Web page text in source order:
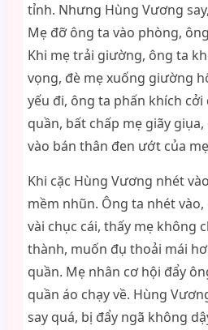
tỉnh. Nhưng Hùng Vương
Mẹ đỡ ông ta vào phòng,
Khi mẹ trải giường, ông ta
vọng, đè mẹ xuống giường
yếu đi, ông ta phấn khích cởi
quần, bất chấp mẹ giãy
vào bán thân đen ướt của
Khi cặc Hùng Vương nhét
mềm nhũn. Ông ta nhét
vài chục cái, thấy mẹ không
thành, muốn đụ thoải mái
quần. Mẹ nhân cơ hội đẩy
quần áo chạy về. Hùng
say quá, bị đẩy ngã không